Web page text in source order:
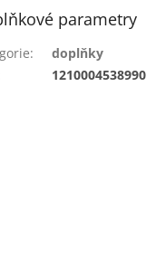
parametry
:
doplňky
1210004538990